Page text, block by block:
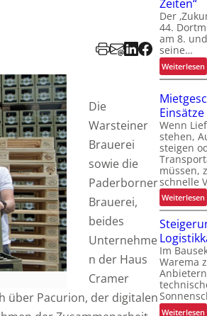
Die
Warsteiner
Brauerei
sowie die
Paderborner
Brauerei,
beides
Unternehme
n der Haus
Cramer
über Pacurion, der digitalen
r
h
i
t
z
e
l
t
c
h
a
c
s
t
l
Zeiten“
Der
44.
am 8.
seine…
Weiterlesen:
„
i
c
r
o
i
s
t
i
f
ü
Einsätze
Wenn
stehen,
steigen
müssen,
schnelle
Weiterlesen:
i
t
e
s
c
Im
Warema
Weiterlesen: